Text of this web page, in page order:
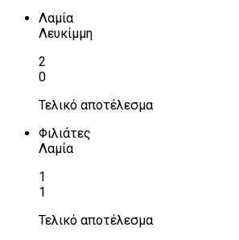
Λαμία
Λευκίμμη
2
0
Τελικό αποτέλεσμα
Φιλιάτες
Λαμία
1
1
Τελικό αποτέλεσμα